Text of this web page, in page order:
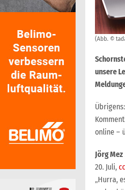
(Abb. ©
unsere
online –
Jörg Mez
20. Juli,
„Hurra,